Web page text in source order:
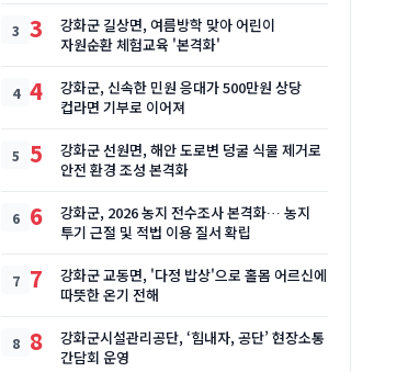
3
강화군 길상면, 여름방학 맞아 어린이
자원순환 체험교육 '본격화'
4
강화군, 신속한 민원 응대가 500만원 상당
컵라면 기부로 이어져
5
강화군 선원면, 해안 도로변 덩굴 식물 제거로
안전 환경 조성 본격화
6
강화군, 2026 농지 전수조사 본격화… 농지
투기 근절 및 적법 이용 질서 확립
7
강화군 교동면, '다정 밥상'으로 홀몸 어르신에
따뜻한 온기 전해
8
강화군시설관리공단, ‘힘내자, 공단’ 현장소통
간담회 운영